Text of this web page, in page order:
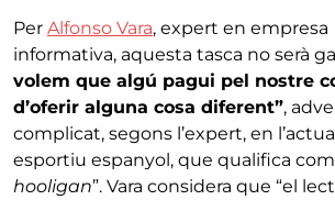
Per Alfonso Vara, expert en empresa
informativa, aquesta tasca no serà
volem que algú pagui pel nostre
d’oferir alguna cosa diferent”,
complicat, segons l’expert, en
esportiu espanyol, que qualifica
hooligan”. Vara considera que “el